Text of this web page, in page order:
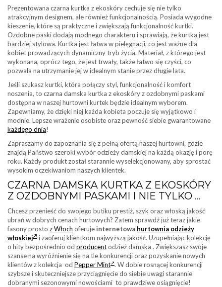
Prezentowana czarna kurtka z ekoskóry cechuje się nie tylko
atrakcyjnym designem, ale również funkcjonalnością. Posiada wygodne
kieszenie, które są praktyczne i zwiększają funkcjonalność kurtki.
Ozdobne paski dodają modnego charakteru i sprawiają, że kurtka jest
bardziej stylowa. Kurtka jest łatwa w pielęgnacji, co jest ważne dla
kobiet prowadzących dynamiczny tryb życia. Materiał, z którego jest
wykonana, oprócz tego, że jest trwały, także łatwo się czyści, co
pozwala na utrzymanie jej w idealnym stanie przez długie lata.
Jeśli szukasz kurtki, która połączy styl, funkcjonalność i komfort
noszenia, to czarna damska kurtka z ekoskóry z ozdobnymi paskami
dostępna w naszej hurtowni kurtek będzie idealnym wyborem.
Zapewniamy, że dzięki niej każda kobieta poczuje się wyjątkowo i
modnie. Lepsze wrażenie osobiste oraz pewność siebie gwarantowane
każdego dnia!
Zapraszamy do zapoznania się z pełną ofertą naszej hurtowni, gdzie
znajdą Państwo szeroki wybór odzieży damskiej na każdą okazję i porę
roku. Każdy produkt został starannie wyselekcjonowany, aby sprostać
wysokim oczekiwaniom naszych klientek.
CZARNA DAMSKA KURTKA Z EKOSKÓRY
Z OZDOBNYMI PASKAMI I NIE TYLKO …
Chcesz przenieść do swojego butiku prestiż, szyk oraz włoską jakość
ubrań w dobrych cenach hurtowych? Zatem sprawdź już teraz jakie
fasony prosto z Włoch oferuje internetowa hurtownia odzieży
włoskiej
i zaoferuj klientkom najwyższą jakość. Uzupełniając kolekcję
o hity bezpośrednio od producentodzież damska . Zwiększasz swoje
szanse na wyróżnienie się na tle konkurencji oraz pozyskanie nowych
klientów z kolekcja od Pepper Mint . W dobie rosnącej konkurencji
szybsze i skuteczniejsze przyciągnięcie do siebie uwagi starannie
dobranymi sezonowymi nowościami to prawdziwe osiągnięcie!